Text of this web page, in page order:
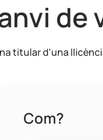
titular d'una
Com?